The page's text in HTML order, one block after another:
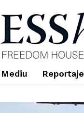
Mediu Reportaje